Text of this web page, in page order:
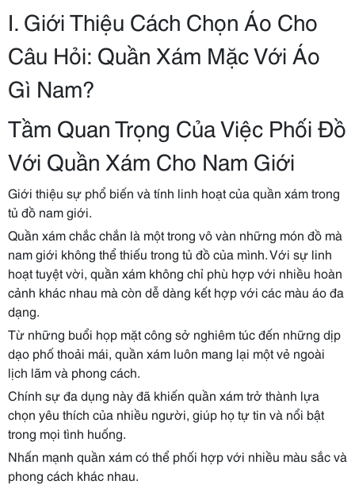
I. Giới Thiệu Cách Chọn Áo Cho
Câu Hỏi: Quần Xám Mặc Với Áo
Gì Nam?
Tầm Quan Trọng Của Việc Phối Đồ
Với Quần Xám Cho Nam Giới
Giới thiệu sự phổ biến và tính linh hoạt của quần xám trong
tủ đồ nam giới.
Quần xám chắc chắn là một trong vô vàn những món đồ mà
nam giới không thể thiếu trong tủ đồ của mình. Với sự linh
hoạt tuyệt vời, quần xám không chỉ phù hợp với nhiều hoàn
cảnh khác nhau mà còn dễ dàng kết hợp với các màu áo đa
dạng.
Từ những buổi họp mặt công sở nghiêm túc đến những dịp
dạo phố thoải mái, quần xám luôn mang lại một vẻ ngoài
lịch lãm và phong cách.
Chính sự đa dụng này đã khiến quần xám trở thành lựa
chọn yêu thích của nhiều người, giúp họ tự tin và nổi bật
trong mọi tình huống.
Nhấn mạnh quần xám có thể phối hợp với nhiều màu sắc và
phong cách khác nhau.